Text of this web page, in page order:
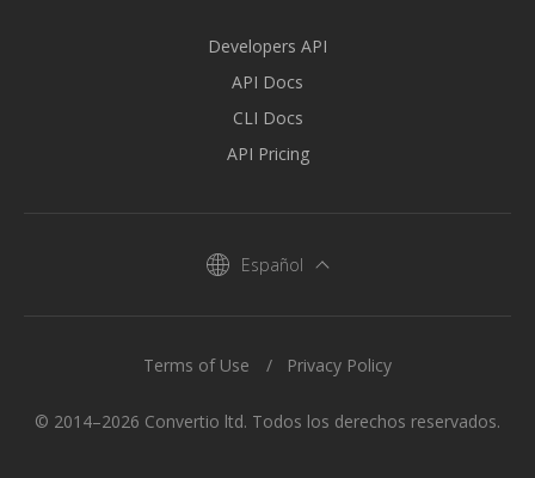
Developers API
API Docs
CLI Docs
API Pricing
Español
© 2014–2026 Convertio ltd. Todos los derechos reservados.
Terms of Use Privacy Policy